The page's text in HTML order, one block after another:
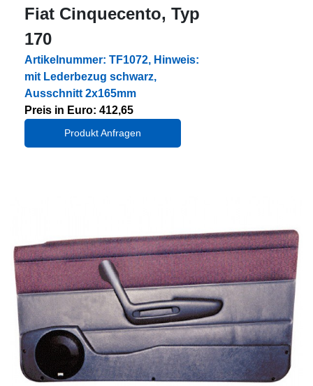
Fiat Cinquecento, Typ
170
Artikelnummer: TF1072, Hinweis:
mit Lederbezug schwarz,
Ausschnitt 2x165mm
Preis in Euro: 412,65
Produkt Anfragen